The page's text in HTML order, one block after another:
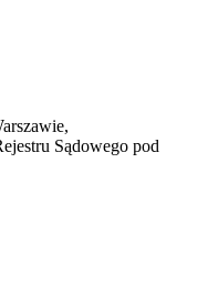
Sądowego pod